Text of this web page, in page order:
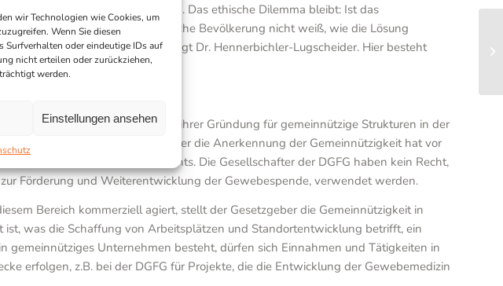
wir Technologien wie Cookies, um
Wenn Sie diesen
Surfverhalten oder eindeutige IDs auf
nicht erteilen oder zurückziehen,
werden.
Einstellungen ansehen
und Gewebe entnehmen. Das ethische Dilemma bleibt: Ist das
darin, dass die österreichische Bevölkerung nicht weiß, wie die Lösung
vorliegen muss“, sagt Dr. Hennerbichler-Lugscheider. Hier besteht
„Die DGFG steht seit ihrer Gründung für gemeinnützige Strukturen in der
und Körperschaftssteuer. Aber die Anerkennung der Gemeinnützigkeit hat vor
des Gemeinnützigkeitsrechts. Die Gesellschafter der DGFG haben kein Recht,
Förderung und Weiterentwicklung der Gewebespende, verwendet werden.
Bereich kommerziell agiert, stellt der Gesetzgeber die Gemeinnützigkeit in
ist, was die Schaffung von Arbeitsplätzen und Standortentwicklung betrifft, ein
Unternehmen besteht, dürfen sich Einnahmen und Tätigkeiten in
erfolgen, z.B. bei der DGFG für Projekte, die die Entwicklung der Gewebemedizin